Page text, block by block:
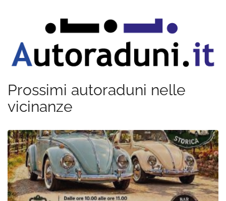
Prossimi autoraduni nelle
vicinanze